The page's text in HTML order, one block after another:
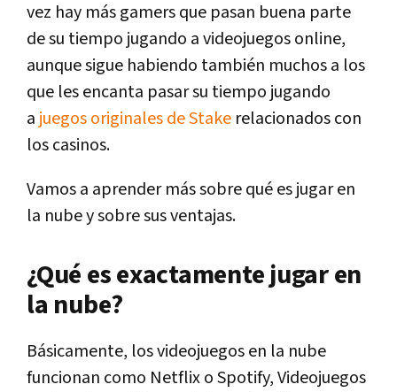
vez hay más gamers que pasan buena parte
de su tiempo jugando a videojuegos online,
aunque sigue habiendo también muchos a los
que les encanta pasar su tiempo jugando
a juegos originales de Stake relacionados con
los casinos.
Vamos a aprender más sobre qué es jugar en
la nube y sobre sus ventajas.
¿Qué es exactamente jugar en
la nube?
Básicamente, los videojuegos en la nube
funcionan como Netflix o Spotify, Videojuegos